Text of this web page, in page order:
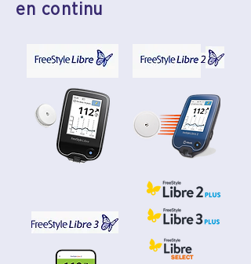
en continu
SELECT